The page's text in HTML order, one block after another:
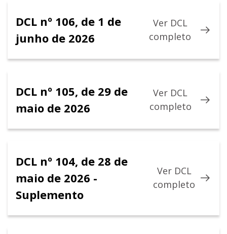
DCL nº 106, de 1 de
junho de 2026
Ver DCL
completo
DCL nº 105, de 29 de
maio de 2026
Ver DCL
completo
DCL nº 104, de 28 de
maio de 2026 -
Suplemento
Ver DCL
completo